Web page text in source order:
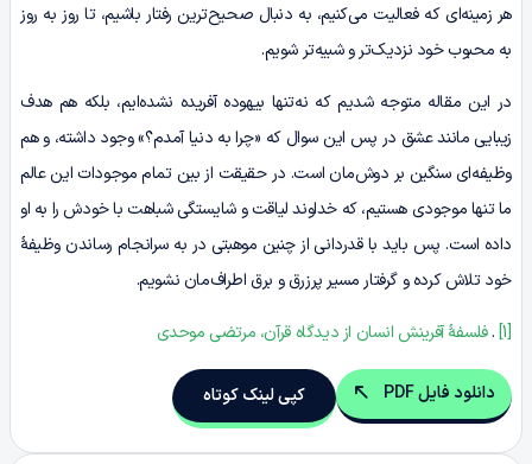
هر زمینه‌ای که فعالیت می‌کنیم، به دنبال صحیح‌ترین رفتار باشیم، تا روز به روز
به محبوب خود نزدیک‌تر و شبیه‌تر شویم.
در این مقاله متوجه شدیم که نه‌تنها بیهوده آفریده نشده‌ایم، بلکه هم هدف
زیبایی مانند عشق در پس این سوال که «چرا به دنیا آمدم؟» وجود داشته، و هم
وظیفه‌ای سنگین بر دوش‌مان است. در حقیقت از بین تمام موجودات این عالم
ما تنها موجودی هستیم، که خداوند لیاقت و شایستگی شباهت با خودش را به او
داده است. پس باید با قدردانی از چنین موهبتی در به سرانجام رساندن وظیفۀ
خود تلاش کرده و گرفتار مسیر پرزرق و برق اطراف‌مان نشویم.
[1]
.فلسفۀ آفرینش انسان ازدیدگاه قرآن، مرتضی موحدی
دانلود فایل PDF کپی لینک کوتاه